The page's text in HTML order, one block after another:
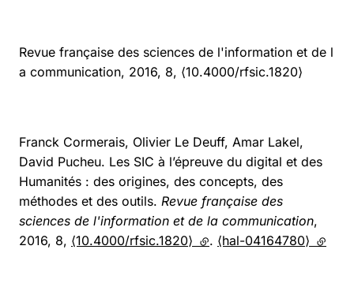
Revue française des sciences de l'information et de l
a communication, 2016, 8, ⟨10.4000/rfsic.1820⟩
Franck Cormerais, Olivier Le Deuff, Amar Lakel,
David Pucheu. Les SIC à l’épreuve du digital et des
Humanités : des origines, des concepts, des
méthodes et des outils. Revue française des
sciences de l'information et de la communication,
2016, 8, ⟨10.4000/rfsic.1820⟩ (lien externe)
. ⟨hal-04164780⟩ (lien